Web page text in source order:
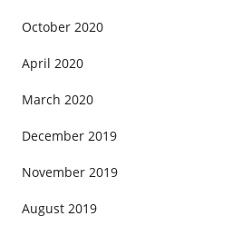
October 2020
April 2020
March 2020
December 2019
November 2019
August 2019